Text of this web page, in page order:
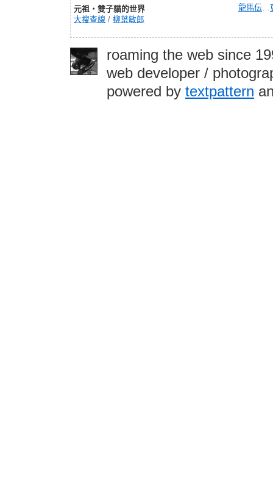
元祖‧雙子貓的世界
大搜查線 / 柳葉敏郎
龍馬伝…
roaming the web since
web developer /
powered by textpattern